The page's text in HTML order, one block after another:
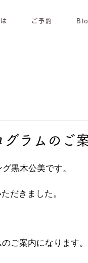
ご予約
ラムのご
黒木公美です。
だきました。
ご案内になります。